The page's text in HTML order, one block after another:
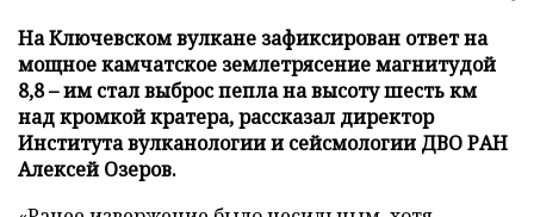
На Ключевском вулкане зафиксирован ответ на
мощное камчатское землетрясение магнитудой
8,8 – им стал выброс пепла на высоту шесть км
над кромкой кратера, рассказал директор
Института вулканологии и сейсмологии ДВО РАН
Алексей Озеров.